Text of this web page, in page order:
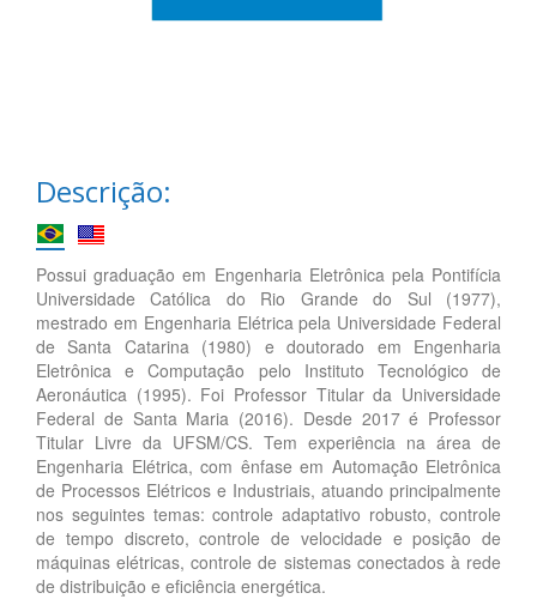
Descrição:
Possui graduação em Engenharia Eletrônica pela Pontifícia
Universidade Católica do Rio Grande do Sul (1977),
mestrado em Engenharia Elétrica pela Universidade Federal
de Santa Catarina (1980) e doutorado em Engenharia
Eletrônica e Computação pelo Instituto Tecnológico de
Aeronáutica (1995). Foi Professor Titular da Universidade
Federal de Santa Maria (2016). Desde 2017 é Professor
Titular Livre da UFSM/CS. Tem experiência na área de
Engenharia Elétrica, com ênfase em Automação Eletrônica
de Processos Elétricos e Industriais, atuando principalmente
nos seguintes temas: controle adaptativo robusto, controle
de tempo discreto, controle de velocidade e posição de
máquinas elétricas, controle de sistemas conectados à rede
de distribuição e eficiência energética.